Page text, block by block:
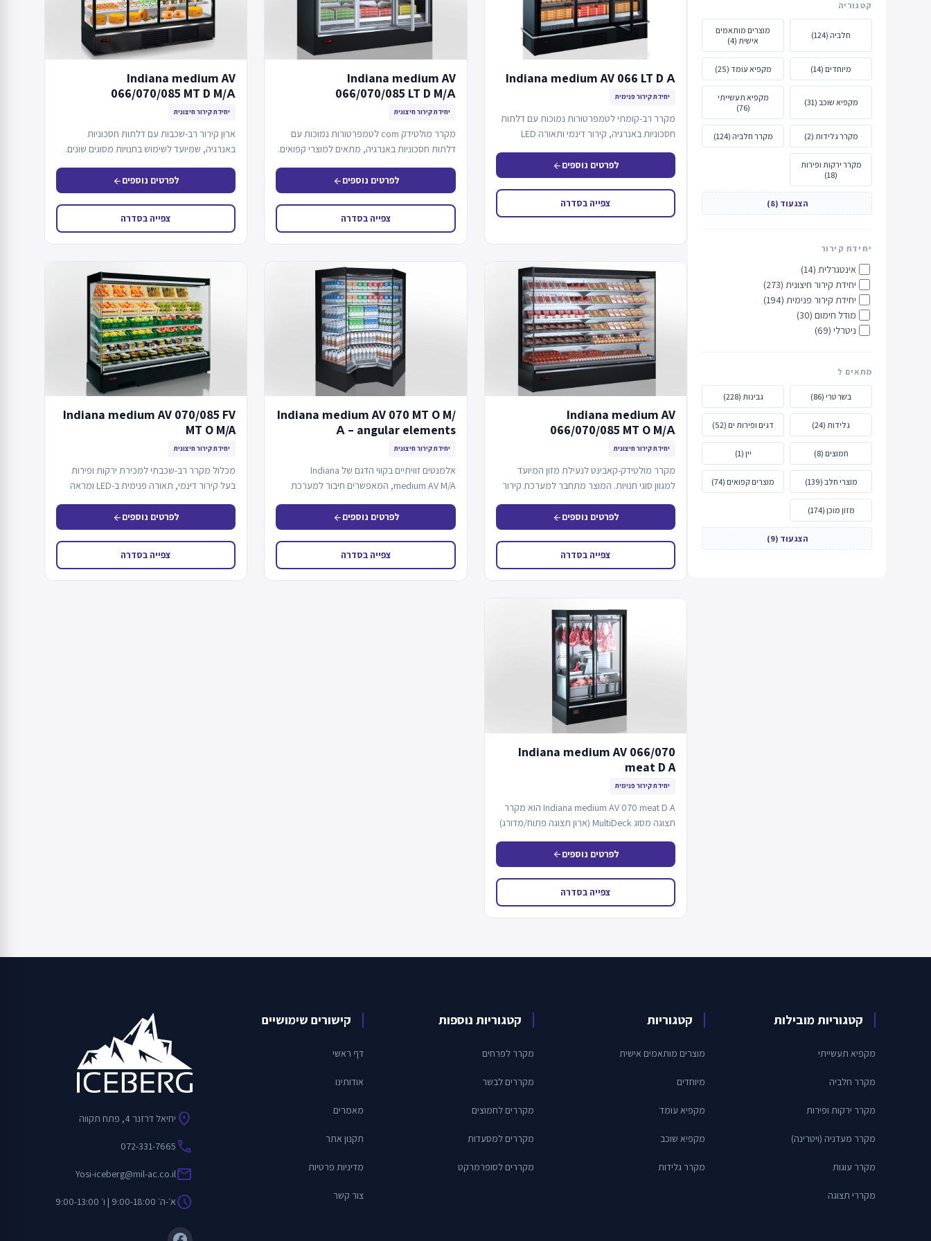
קטגוריה
חלביה (124)
מוצרים מותאמים
אישית (4)
מיוחדים (14) מקפיא עומד (25)
מקפיא שוכב (31)
מקפיא תעשייתי
(76)
מקרר גלידות (2) מקרר חלביה (124)
מקרר ירקות ופירות
(18)
הצג עוד (8)
יחידת קירור
אינטגרלית (14)
יחידת קירור חיצונית (273)
יחידת קירור פנימית (194)
מודל חימום (30)
ניטרלי (69)
מתאים ל
בשר טרי (86) גבינות (228)
גלידות (24) דגים ופירות ים (52)
חמוצים (8) יין (1)
מוצרי חלב (139) מוצרים קפואים (74)
מזון מוכן (174)
הצג עוד (9)
Indiana medium AV 066 LT D А
יחידת קירור פנימית
מקרר רב-קומתי לטמפרטורות נמוכות עם דלתות
חסכוניות באנרגיה, קירור דינמי ותאורה LED
לפרטים נוספיםarrow_back
צפייה בסדרה
Indiana medium AV
066/070/085 LT D M/А
יחידת קירור חיצונית
מקרר מולטידק com לטמפרטורות נמוכות עם
דלתות חסכוניות באנרגיה, מתאים למוצרי קפואים.
לפרטים נוספיםarrow_back
צפייה בסדרה
Indiana medium AV
066/070/085 MT D M/А
יחידת קירור חיצונית
ארון קירור רב-שכבות עם דלתות חסכוניות
באנרגיה, שמיועד לשימוש בחנויות מסוגים שונים.
לפרטים נוספיםarrow_back
צפייה בסדרה
Indiana medium AV
066/070/085 MT O M/А
יחידת קירור חיצונית
מקרר מולטידק-קאבינט לנעילת מזון המיועד
למגוון סוגי חנויות. המוצר מתחבר למערכת קירור
לפרטים נוספיםarrow_back
צפייה בסדרה
Indiana medium AV 070 MT O M/
А – angular elements
יחידת קירור חיצונית
אלמנטים זוויתיים בקווי הדגם של Indiana
medium AV M/A, המאפשרים חיבור למערכת
לפרטים נוספיםarrow_back
צפייה בסדרה
Indiana medium AV 070/085 FV
MT O M/A
יחידת קירור חיצונית
מכלול מקרר רב-שכבתי למכירת ירקות ופירות
בעל קירור דינמי, תאורה פנימית ב-LED ומראה
לפרטים נוספיםarrow_back
צפייה בסדרה
Indiana medium AV 066/070
meat D A
יחידת קירור פנימית
Indiana medium AV 070 meat D A הוא מקרר
תצוגה מסוג MultiDeck (ארון תצוגה פתוח/מדורג)
לפרטים נוספיםarrow_back
צפייה בסדרה
קטגוריות מובילות
מקפיא תעשייתי
מקרר חלביה
מקרר ירקות ופירות
מקרר מעדניה (ויטרינה)
מקרר עוגות
מקררי תצוגה
קטגוריות
מוצרים מותאמים אישית
מיוחדים
מקפיא עומד
מקפיא שוכב
מקרר גלידות
קטגוריות נוספות
מקרר לפרחים
מקררים לבשר
מקררים לחמוצים
מקררים למסעדות
מקררים לסופרמרקט
קישורים שימושיים
דף ראשי
אודותינו
מאמרים
תקנון אתר
מדיניות פרטיות
צור קשר
location_on יחיאל דרזנר 4, פתח תקווה
call
072-331-7665
mail
Yosi-iceberg@mil-ac.co.il
scheduleא׳-ה׳ 9:00-18:00 | ו׳ 9:00-13:00